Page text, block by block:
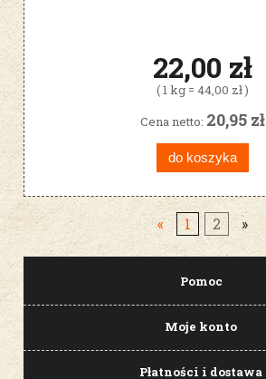
22,00 zł
( 1 kg = 44,00 zł )
Cena netto: 20,95 zł
do koszyka
« 1 2 »
Pomoc
Moje konto
Płatności i dostawa